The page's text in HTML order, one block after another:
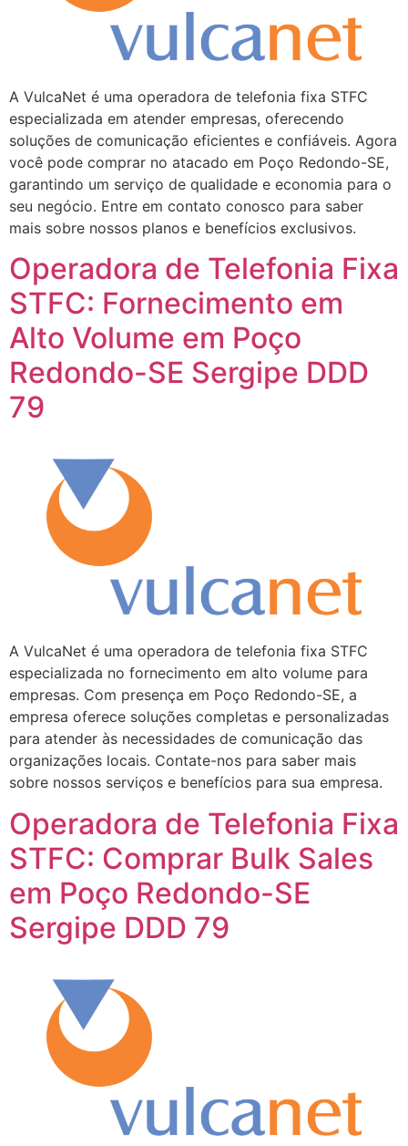
A VulcaNet é uma operadora de telefonia fixa STFC
especializada em atender empresas, oferecendo
soluções de comunicação eficientes e confiáveis. Agora
você pode comprar no atacado em Poço Redondo-SE,
garantindo um serviço de qualidade e economia para o
seu negócio. Entre em contato conosco para saber
mais sobre nossos planos e benefícios exclusivos.
Operadora de Telefonia Fixa
STFC: Fornecimento em
Alto Volume em Poço
Redondo-SE Sergipe DDD
79
A VulcaNet é uma operadora de telefonia fixa STFC
especializada no fornecimento em alto volume para
empresas. Com presença em Poço Redondo-SE, a
empresa oferece soluções completas e personalizadas
para atender às necessidades de comunicação das
organizações locais. Contate-nos para saber mais
sobre nossos serviços e benefícios para sua empresa.
Operadora de Telefonia Fixa
STFC: Comprar Bulk Sales
em Poço Redondo-SE
Sergipe DDD 79